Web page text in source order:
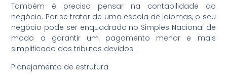
Também é preciso pensar na contabilidade do
negócio. Por se tratar de uma escola de idiomas, o seu
negócio pode ser enquadrado no Simples Nacional de
modo a garantir um pagamento menor e mais
simplificado dos tributos devidos.
Planejamento de estrutura